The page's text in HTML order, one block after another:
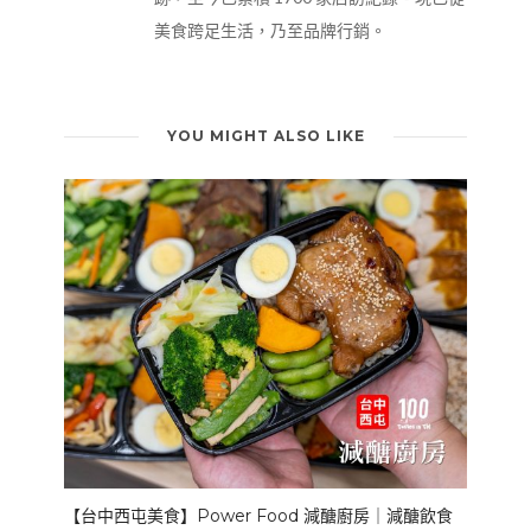
美食跨足生活，乃至品牌行銷。
YOU MIGHT ALSO LIKE
【台中西屯美食】Power Food 減醣廚房｜減醣飲食